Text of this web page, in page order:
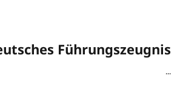
Führungszeugnis
...